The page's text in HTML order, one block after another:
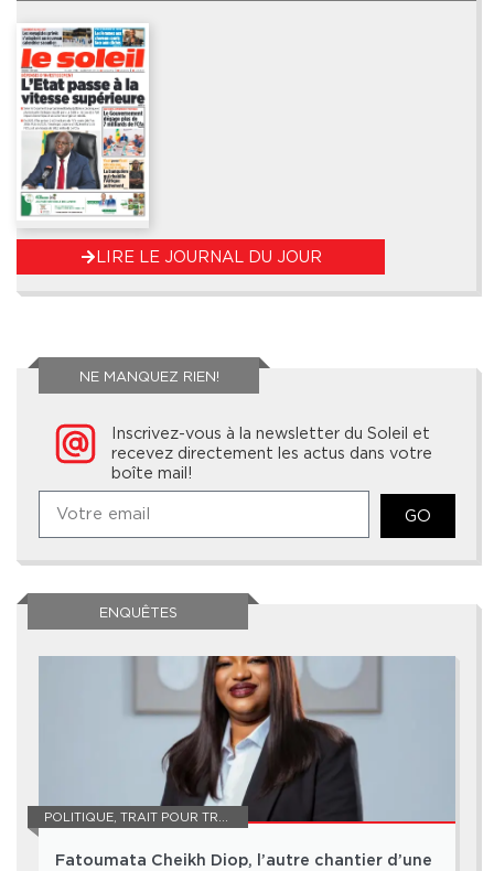
LIRE LE JOURNAL DU JOUR
NE MANQUEZ RIEN!
Inscrivez-vous à la newsletter du Soleil et
recevez directement les actus dans votre
boîte mail!
GO
ENQUÊTES
POLITIQUE, TRAIT POUR TRAIT
Fatoumata Cheikh Diop, l’autre chantier d’une